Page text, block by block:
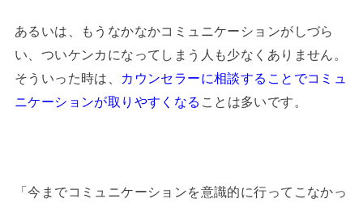
あるいは、もうなかなかコミュニケーションがしづら
い、ついケンカになってしまう人も少なくありません。
そういった時は、 カウンセラーに相談することでコミュ
ニケーションが取りやすくなる ことは多いです。
「今までコミュニケーションを意識的に行ってこなかっ